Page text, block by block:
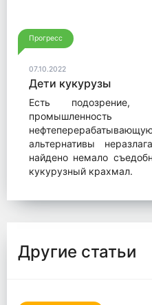
Прогресс
07.10.2022
Дети кукурузы
Есть
альтернативы
найдено немало
кукурузный крахмал.
Другие статьи